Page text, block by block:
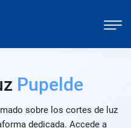
Pupelde
sobre los cortes de luz
dedicada. Accede a